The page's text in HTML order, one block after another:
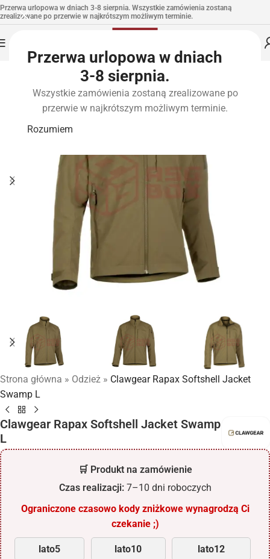
Przerwa urlopowa w dniach
3-8 sierpnia.
Wszystkie zamówienia zostaną zrealizowane po
przerwie w najkrótszym możliwym terminie.
Rozumiem
Przerwa urlopowa w dniach 3-8 sierpnia. Wszystkie zamówienia zostaną
zrealizowane po przerwie w najkrótszym możliwym terminie.
Strona główna » Odzież » Clawgear Rapax Softshell Jacket
Swamp L
Clawgear Rapax Softshell Jacket Swamp
L
🛒 Produkt na zamówienie
Czas realizacji:7–10 dni roboczych
Ograniczone czasowo kody zniżkowe wynagrodzą Ci
czekanie ;)
lato5 lato10 lato12